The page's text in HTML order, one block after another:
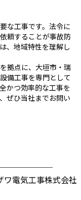
な工事です。法令に
頼することが事故防
、地域特性を理解し
拠点に、大垣市・瑞
備工事を専門として
かつ効率的な工事を
ぜひ当社までお問い
ワ電気工事株式会社